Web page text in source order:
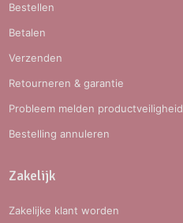
Bestellen
Betalen
Verzenden
Retourneren & garantie
Probleem melden productveiligheid
Bestelling annuleren
Zakelijk
Zakelijke klant worden